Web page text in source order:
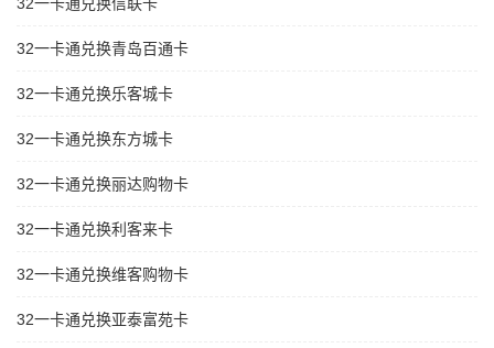
32一卡通兑换青岛百通卡
32一卡通兑换乐客城卡
32一卡通兑换东方城卡
32一卡通兑换丽达购物卡
32一卡通兑换利客来卡
32一卡通兑换维客购物卡
32一卡通兑换亚泰富苑卡